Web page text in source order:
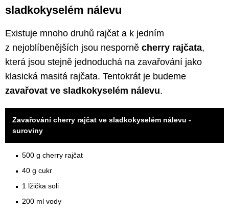
sladkokyselém nálevu
Existuje mnoho druhů rajčat a k jedním
z nejoblíbenějších jsou nesporně cherry rajčata,
která jsou stejně jednoduchá na zavařování jako
klasická masitá rajčata. Tentokrát je budeme
zavařovat ve sladkokyselém nálevu.
Zavařování cherry rajčat ve sladkokyselém nálevu -
suroviny
500 g cherry rajčat
40 g cukr
1 lžička soli
200 ml vody